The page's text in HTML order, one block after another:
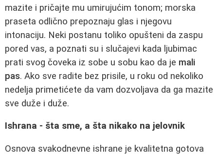
mazite i pričajte mu umirujućim tonom; morska
praseta odlično prepoznaju glas i njegovu
intonaciju. Neki postanu toliko opušteni da zaspu
pored vas, a poznati su i slučajevi kada ljubimac
prati svog čoveka iz sobe u sobu kao da je mali
pas. Ako sve radite bez prisile, u roku od nekoliko
nedelja primetićete da vam dozvoljava da ga mazite
sve duže i duže.
Ishrana - šta sme, a šta nikako na jelovnik
Osnova svakodnevne ishrane je kvalitetna gotova